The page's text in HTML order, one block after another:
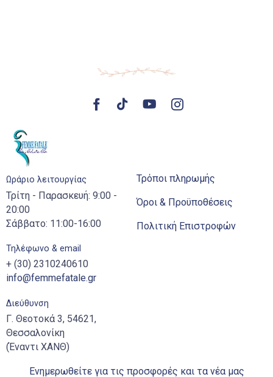
Ωράριο λειτουργίας
Τρίτη - Παρασκευή: 9:00 -
20:00
Σάββατο: 11:00-16:00
Τηλέφωνο & email
+ (30) 2310240610
info@femmefatale.gr
Διεύθυνση
Γ. Θεοτοκά 3, 54621,
Θεσσαλονίκη
(Έναντι ΧΑΝΘ)
Τρόποι πληρωμής
Όροι & Προϋποθέσεις
Πολιτική Επιστροφών
Ενημερωθείτε για τις προσφορές και τα νέα μας